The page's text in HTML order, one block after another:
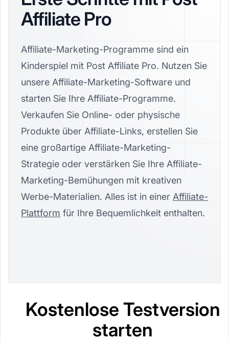
Affiliate Pro
Affiliate-Marketing-Programme sind ein
Kinderspiel mit Post Affiliate Pro. Nutzen Sie
unsere Affiliate-Marketing-Software und
starten Sie Ihre Affiliate-Programme.
Verkaufen Sie Online- oder physische
Produkte über Affiliate-Links, erstellen Sie
eine großartige Affiliate-Marketing-
Strategie oder verstärken Sie Ihre Affiliate-
Marketing-Bemühungen mit kreativen
Werbe-Materialien. Alles ist in einer Affiliate-
Plattform für Ihre Bequemlichkeit enthalten.
Kostenlose Testversion
starten